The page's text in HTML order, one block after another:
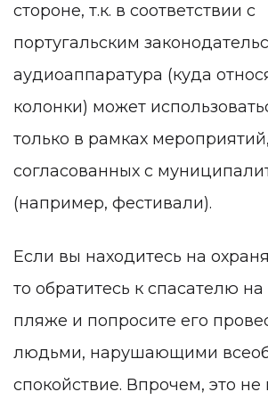
стороне, т.к. в соответствии с
португальским
аудиоаппаратура (куда
колонки) может
только в рамках
согласованных с
(например, фестивали).
Если вы находитесь на
то обратитесь к спасателю
пляже и попросите его
людьми, нарушающими
спокойствие. Впрочем, это